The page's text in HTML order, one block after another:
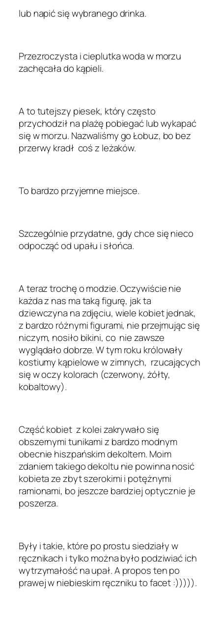
lub napić się wybranego drinka.
Przezroczysta i cieplutka woda w morzu
zachęcała do kąpieli.
A to tutejszy piesek, który często
przychodził na plażę pobiegać lub wykapać
się w morzu. Nazwaliśmy go Łobuz, bo bez
przerwy kradł coś z leżaków.
To bardzo przyjemne miejsce.
Szczególnie przydatne, gdy chce się nieco
odpocząć od upału i słońca.
A teraz trochę o modzie. Oczywiście nie
każda z nas ma taką figurę, jak ta
dziewczyna na zdjęciu, wiele kobiet jednak,
z bardzo różnymi figurami, nie przejmując się
niczym, nosiło bikini, co nie zawsze
wyglądało dobrze. W tym roku królowały
kostiumy kąpielowe w zimnych, rzucających
się w oczy kolorach (czerwony, żółty,
kobaltowy).
Część kobiet z kolei zakrywało się
obszernymi tunikami z bardzo modnym
obecnie hiszpańskim dekoltem. Moim
zdaniem takiego dekoltu nie powinna nosić
kobieta ze zbyt szerokimi i potężnymi
ramionami, bo jeszcze bardziej optycznie je
poszerza.
Były i takie, które po prostu siedziały w
ręcznikach i tylko można było podziwiać ich
wytrzymałość na upał. A propos ten po
prawej w niebieskim ręczniku to facet :))))).